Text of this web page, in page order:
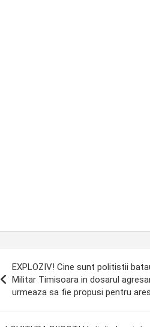
EXPLOZIV! Cine sunt politistii
Militar Timisoara in dosarul
urmeaza sa fie propusi pentru